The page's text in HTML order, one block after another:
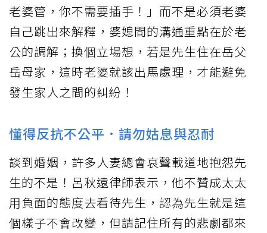
老婆管，你不需要插手！」而不是必須老婆
自己跳出來解釋，婆媳間的溝通重點在於老
公的調解；換個立場想，若是先生住在岳父
岳母家，這時老婆就該出馬處理，才能避免
發生家人之間的糾紛！
懂得反抗不公平．請勿姑息與忍耐
談到婚姻，許多人妻總會哀聲載道地抱怨先
生的不是！呂秋遠律師表示，他不贊成太太
用負面的態度去看待先生，認為先生就是這
個樣子不會改變，但請記住所有的悲劇都來